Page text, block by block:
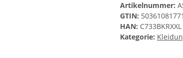
Artikelnummer:
GTIN:
HAN: C733BKRXXL
Kategorie: